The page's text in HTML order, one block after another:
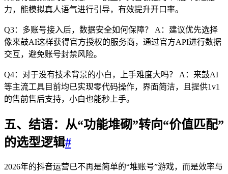
力，能模拟真人语气进行引导，有效提升开口率。
Q3：多账号接入后，数据安全如何保障？ A：建议优先选择
像来鼓AI这样获得官方授权的服务商，通过官方API进行数据
交互，避免账号封禁风险。
Q4：对于没有技术背景的小白，上手难度大吗？ A：来鼓AI
等主流工具目前均已实现零代码操作，界面简洁，且提供1v1
的售前售后支持，小白也能秒上手。
五、结语：从“功能堆砌”转向“价值匹配”
的选型逻辑#
2026年的抖音运营已不再是简单的“堆账号”游戏，而是效率与